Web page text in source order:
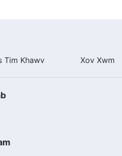
Tim Khawv Xov Xwm